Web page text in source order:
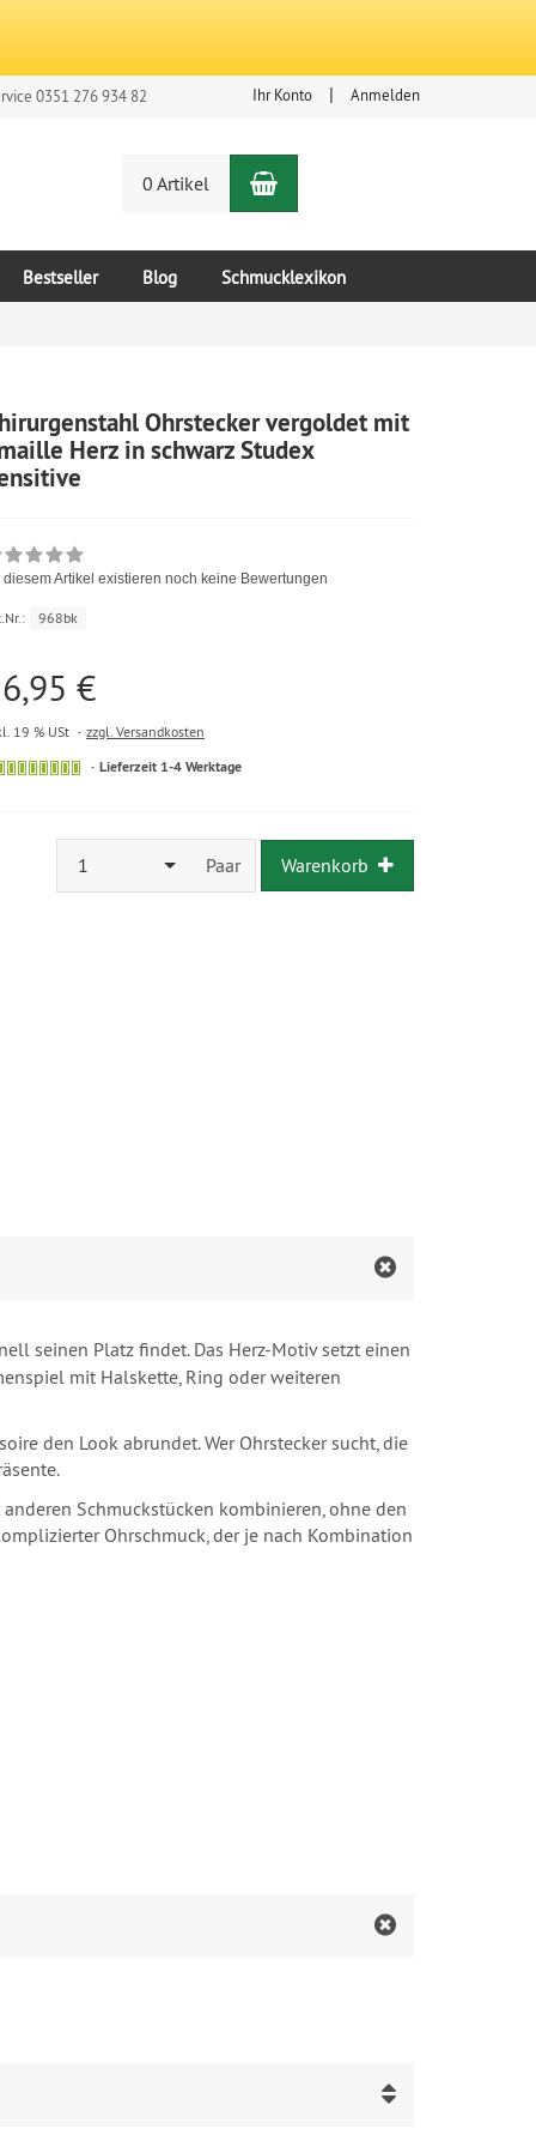
0351 276 934 82 Ihr Konto Anmelden
0 Artikel Warenkorb
Bestseller Blog Schmucklexikon
Ohrstecker vergoldet mit
Herz in schwarz Studex
diesem Artikel existieren noch keine Bewertungen
968bk
€
19 % USt zzgl. Versandkosten
Lieferzeit 1-4 Werktage
1 Paar Warenkorb
seinen Platz findet. Das Herz-Motiv setzt einen
mit Halskette, Ring oder weiteren
den Look abrundet. Wer Ohrstecker sucht, die
Schmuckstücken kombinieren, ohne den
Ohrschmuck, der je nach Kombination